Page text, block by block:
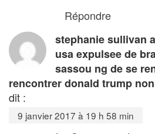
Répondre
stephanie sullivan
usa expulsee de
sassou ng de se
rencontrer donald trump
dit :
9 janvier 2017 à 19 h 58 min